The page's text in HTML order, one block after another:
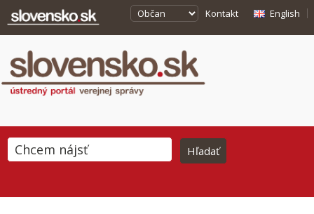
Kontakt English